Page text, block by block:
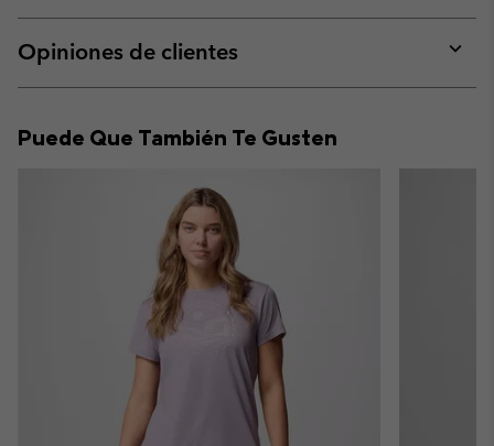
or
Opiniones de clientes
or
Puede Que También Te Gusten